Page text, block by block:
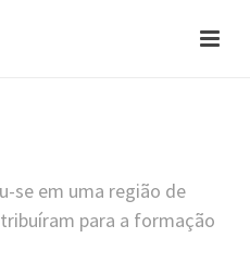
se em uma região de
para a formação